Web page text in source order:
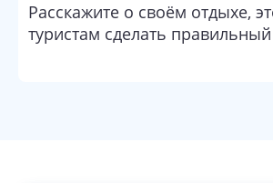
Расскажите о своём отдыхе,
туристам сделать